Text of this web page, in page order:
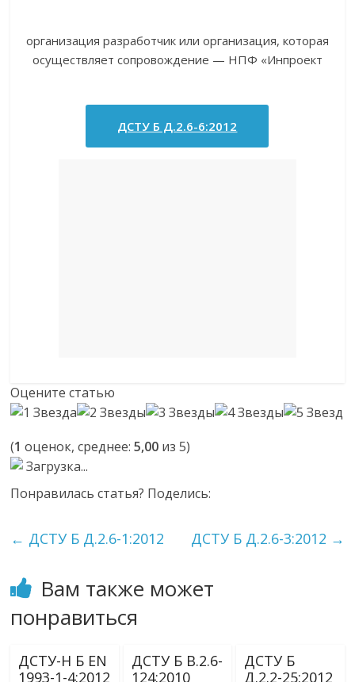
организация разработчик или организация, которая
осуществляет сопровождение — НПФ «Инпроект
ДСТУ Б Д.2.6-6:2012
Оцените статью
(1 оценок, среднее:5,00 из 5)
Загрузка...
Понравилась статья? Поделись:
← ДСТУ Б Д.2.6-1:2012 ДСТУ Б Д.2.6-3:2012 →
Вам также может
понравиться
ДСТУ-Н Б EN
1993-1-4:2012
ДСТУ Б В.2.6-
124:2010
ДСТУ Б
Д.2.2-25:2012